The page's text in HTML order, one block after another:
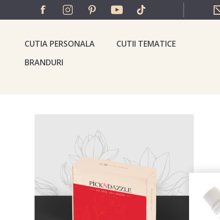
CUTIA PERSONALA
CUTII TEMATICE
BRANDURI